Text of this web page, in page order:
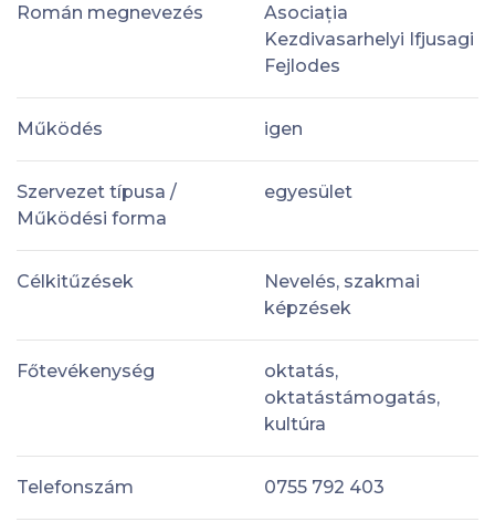
Román megnevezés
Asociația
Kezdivasarhelyi Ifjusagi
Fejlodes
Működés igen
Szervezet típusa /
Működési forma
egyesület
Célkitűzések
Nevelés, szakmai
képzések
Főtevékenység
oktatás,
oktatástámogatás,
kultúra
Telefonszám 0755 792 403